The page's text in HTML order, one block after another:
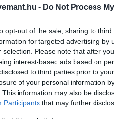
- Do Not Process
opt-out of the sale, sharing to
for targeted advertising by
selection. Please note that after
interest-based ads based on
to third parties prior to
of your personal information
This information may also be
Participants that may further